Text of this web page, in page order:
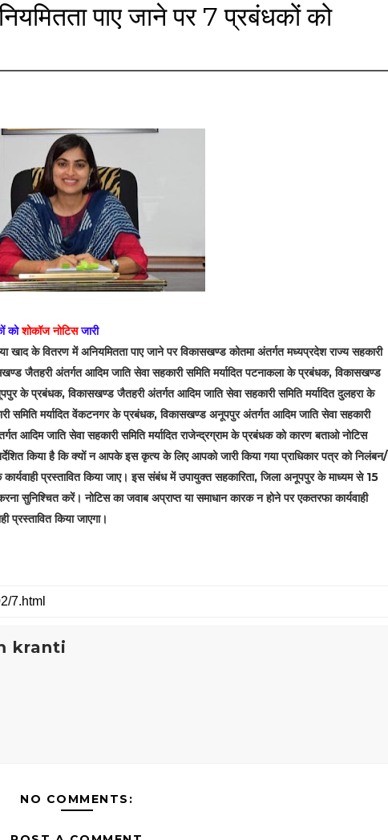
पाए जाने पर 7 प्रबंधकों को
कोशोकॉज नोटिसजारी
खाद के वितरण में अनियमितता पाए जाने पर विकासखण्ड कोतमा अंतर्गत मध्यप्रदेश राज्य सहकारी
जैतहरी अंतर्गत आदिम जाति सेवा सहकारी समिति मर्यादित पटनाकला के प्रबंधक, विकासखण्ड
के प्रबंधक, विकासखण्ड जैतहरी अंतर्गत आदिम जाति सेवा सहकारी समिति मर्यादित दुलहरा के
समिति मर्यादित वेंकटनगर के प्रबंधक, विकासखण्ड अनूपपुर अंतर्गत आदिम जाति सेवा सहकारी
आदिम जाति सेवा सहकारी समिति मर्यादित राजेन्द्रग्राम के प्रबंधक को कारण बताओ नोटिस
किया है कि क्यों न आपके इस कृत्य के लिए आपको जारी किया गया प्राधिकार पत्र को निलंबन/
प्रस्तावित किया जाए। इस संबंध में उपायुक्त सहकारिता, जिला अनूपपुर के माध्यम से 15
करें। नोटिस का जवाब अप्राप्त या समाधान कारक न होने पर एकतरफा कार्यवाही
प्रस्तावित किया जाएगा।
kranti
NO COMMENTS: